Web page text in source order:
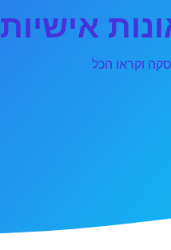
אישיות
וקראו הכל